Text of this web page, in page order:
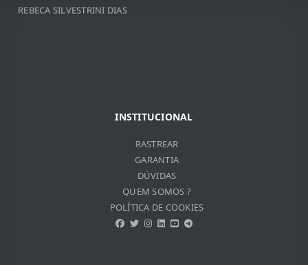
REBECA SILVESTRINI DIAS
INSTITUCIONAL
RASTREAR
GARANTIA
DÚVIDAS
QUEM SOMOS ?
POLÍTICA DE COOKIES